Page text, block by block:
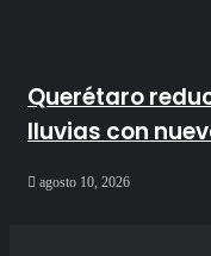
Querétaro
lluvias con
agosto 10, 2026